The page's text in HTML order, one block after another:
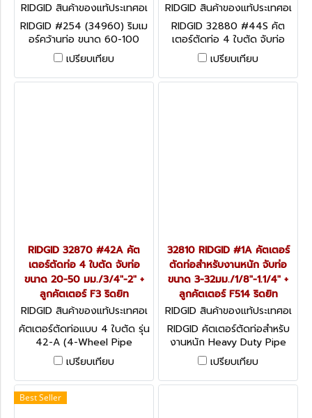
RIDGID สินค้าของแท้ประเทศอเ
มริกา 34960
RIDGID #254 (34960) ริมเม
อร์คว้านท่อ ขนาด 60-100
มม./2.1/2" -4" ริดยิท (ลักษณะ
คมแบบตัดด้านในกลวง)
เปรียบเทียบ
RIDGID สินค้าของแท้ประเทศอเ
มริกา 32880
RIDGID 32880 #44S คัต
เตอร์ตัดท่อ 4 ใบตัด จับท่อ
ขนาด 60-100 มม./2.1/2"-4"
+ ลูกคัตเตอร์ F3 ริดยิท
เปรียบเทียบ
RIDGID 32870 #42A คัต
เตอร์ตัดท่อ 4 ใบตัด จับท่อ
ขนาด 20-50 มม./3/4"-2" +
ลูกคัตเตอร์ F3 ริดยิท
RIDGID สินค้าของแท้ประเทศอเ
มริกา 32870
คัตเตอร์ตัดท่อแบบ 4 ใบตัด รุ่น
42-A (4-Wheel Pipe
Cutters) เหมาะสำหรับใช้บริเวณ
ที่มี่พื้นที่เพียงพอในการหมุนคัต
เตอร์ไปโดยรอบได้
เปรียบเทียบ
32810 RIDGID #1A คัตเตอร์
ตัดท่อสำหรับงานหนัก จับท่อ
ขนาด 3-32มม./1/8"-1.1/4" +
ลูกคัตเตอร์ F514 ริดยิท
RIDGID สินค้าของแท้ประเทศอเ
มริกา 32810
RIDGID คัตเตอร์ตัดท่อสำหรับ
งานหนัก Heavy Duty Pipe
Cutters
เปรียบเทียบ
Best Seller